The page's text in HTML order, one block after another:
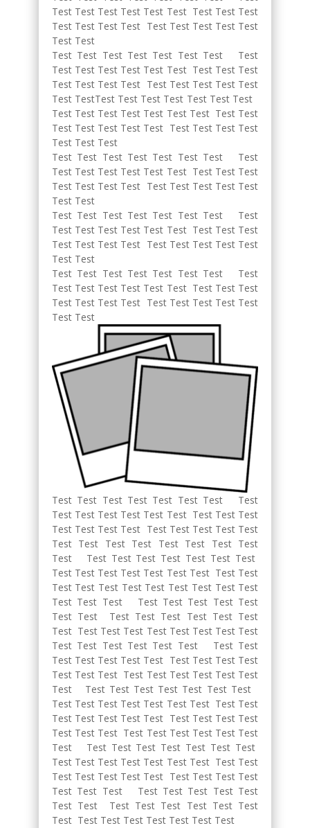
Test Test Test Test Test Test Test Test Test
Test Test Test Test Test Test Test Test Test
Test Test
Test Test Test Test Test Test Test Test
Test Test Test Test Test Test Test Test Test
Test Test Test Test Test Test Test Test Test
Test TestTest Test Test Test Test Test Test
Test Test Test Test Test Test Test Test Test
Test Test Test Test Test Test Test Test Test
Test Test Test
Test Test Test Test Test Test Test Test
Test Test Test Test Test Test Test Test Test
Test Test Test Test Test Test Test Test Test
Test Test
Test Test Test Test Test Test Test Test
Test Test Test Test Test Test Test Test Test
Test Test Test Test Test Test Test Test Test
Test Test
Test Test Test Test Test Test Test Test
Test Test Test Test Test Test Test Test Test
Test Test Test Test Test Test Test Test Test
Test Test
Test Test Test Test Test Test Test Test
Test Test Test Test Test Test Test Test Test
Test Test Test Test Test Test Test Test Test
Test Test Test Test Test Test Test Test
Test Test Test Test Test Test Test Test
Test Test Test Test Test Test Test Test Test
Test Test Test Test Test Test Test Test Test
Test Test Test Test Test Test Test Test
Test Test Test Test Test Test Test Test
Test Test Test Test Test Test Test Test Test
Test Test Test Test Test Test Test Test
Test Test Test Test Test Test Test Test Test
Test Test Test Test Test Test Test Test Test
Test Test Test Test Test Test Test Test
Test Test Test Test Test Test Test Test Test
Test Test Test Test Test Test Test Test Test
Test Test Test Test Test Test Test Test Test
Test Test Test Test Test Test Test Test
Test Test Test Test Test Test Test Test Test
Test Test Test Test Test Test Test Test Test
Test Test Test Test Test Test Test Test
Test Test Test Test Test Test Test Test
Test Test Test Test Test Test Test Test